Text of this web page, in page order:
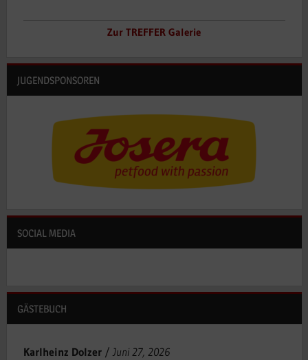
Zur TREFFER Galerie
JUGENDSPONSOREN
SOCIAL MEDIA
GÄSTEBUCH
Karlheinz Dolzer/ Juni 27, 2026